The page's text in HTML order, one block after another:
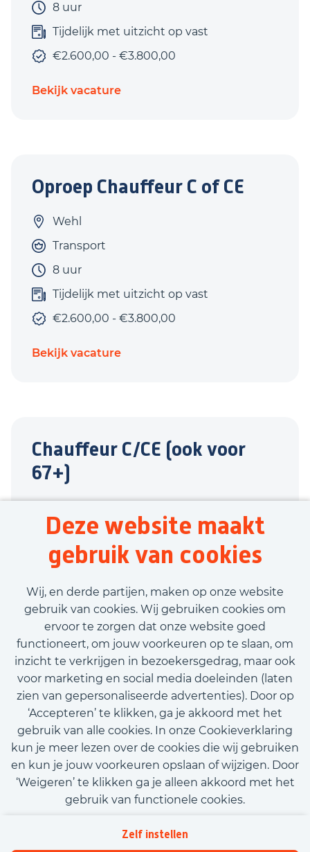
Deze website maakt
gebruik van cookies
Wij, en derde partijen, maken op onze website
gebruik van cookies. Wij gebruiken cookies om
ervoor te zorgen dat onze website goed
functioneert, om jouw voorkeuren op te slaan, om
inzicht te verkrijgen in bezoekersgedrag, maar ook
voor marketing en social media doeleinden (laten
zien van gepersonaliseerde advertenties). Door op
‘Accepteren’ te klikken, ga je akkoord met het
gebruik van alle cookies. In onze Cookieverklaring
kun je meer lezen over de cookies die wij gebruiken
en kun je jouw voorkeuren opslaan of wijzigen. Door
‘Weigeren’ te klikken ga je alleen akkoord met het
gebruik van functionele cookies.
Zelf instellen
8 uur
Tijdelijk met uitzicht op vast
€2.600,00 - €3.800,00
Bekijk vacature
Oproep Chauffeur C of CE
Wehl
Transport
8 uur
Tijdelijk met uitzicht op vast
€2.600,00 - €3.800,00
Bekijk vacature
Chauffeur C/CE (ook voor
67+)
Transport
4 uur
€2.600,00 - €3.400,00
Bekijk vacature
Call-to-action bij meer vacatures
Kom met ons in contact